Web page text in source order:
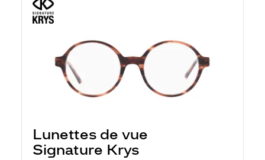
Lunettes de vue
Signature Krys